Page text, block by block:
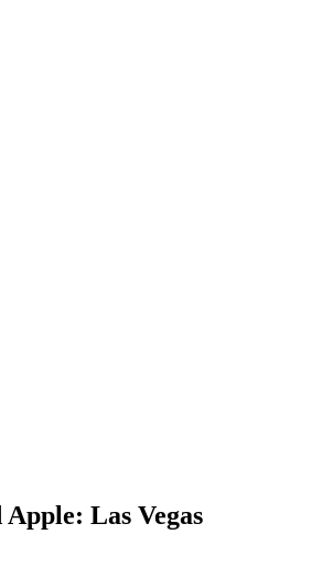
Las Vegas